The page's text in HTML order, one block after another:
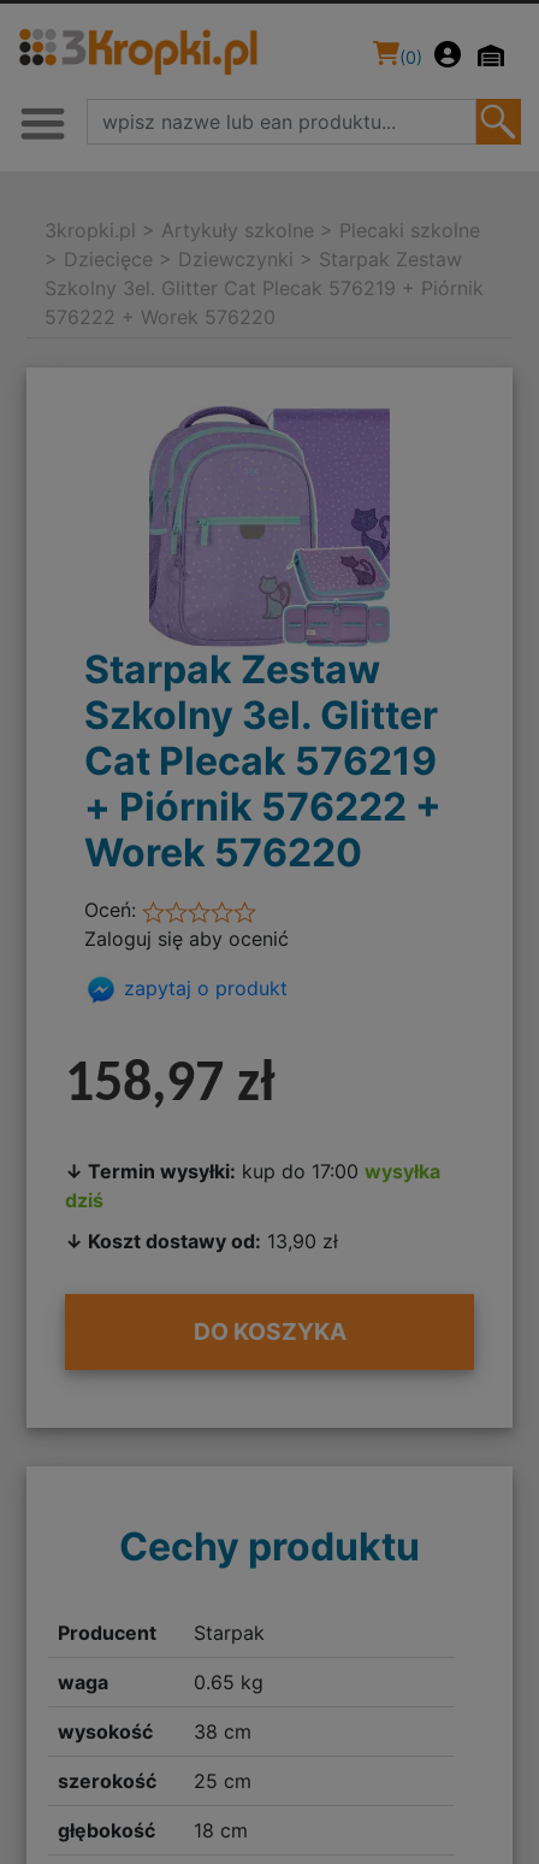
(0)
3kropki.pl > Artykuły szkolne > Plecaki szkolne
> Dziecięce > Dziewczynki > Starpak Zestaw
Szkolny 3el. Glitter Cat Plecak 576219 + Piórnik
576222 + Worek 576220
Starpak Zestaw
Szkolny 3el. Glitter
Cat Plecak 576219
+ Piórnik 576222 +
Worek 576220
Oceń:
Zaloguj się aby ocenić
zapytaj o produkt
158,97 zł
↓ Termin wysyłki: kup do 17:00wysyłka
dziś
↓ Koszt dostawy od: 13,90 zł
DO KOSZYKA
Cechy produktu
Producent Starpak
waga 0.65 kg
wysokość 38 cm
szerokość 25 cm
głębokość 18 cm